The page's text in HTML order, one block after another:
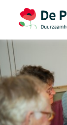
Skip
content